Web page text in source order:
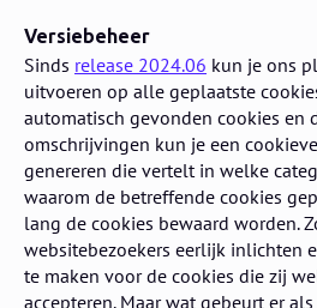
Versiebeheer
Sinds release 2024.06 kun je ons
uitvoeren op alle geplaatste
automatisch gevonden cookies en
omschrijvingen kun je een
genereren die vertelt in welke
waarom de betreffende cookies
lang de cookies bewaard worden.
websitebezoekers eerlijk inlichten
te maken voor de cookies die zij
accepteren. Maar wat gebeurt er